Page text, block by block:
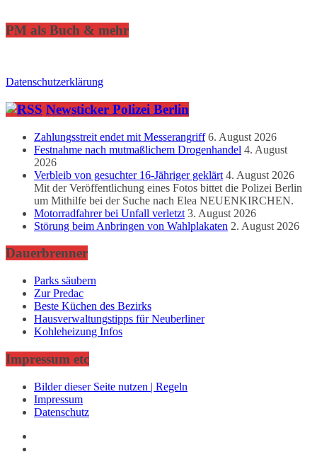
PM als Buch & mehr
Datenschutzerklärung
Newsticker Polizei Berlin
Zahlungsstreit endet mit Messerangriff 6. August 2026
Festnahme nach mutmaßlichem Drogenhandel 4. August
2026
Verbleib von gesuchter 16-Jähriger geklärt 4. August 2026
Mit der Veröffentlichung eines Fotos bittet die Polizei Berlin
um Mithilfe bei der Suche nach Elea NEUENKIRCHEN.
Motorradfahrer bei Unfall verletzt 3. August 2026
Störung beim Anbringen von Wahlplakaten 2. August 2026
Dauerbrenner
Parks säubern
Zur Predac
Beste Küchen des Bezirks
Hausverwaltungstipps für Neuberliner
Kohleheizung Infos
Impressum etc
Bilder dieser Seite nutzen | Regeln
Impressum
Datenschutz